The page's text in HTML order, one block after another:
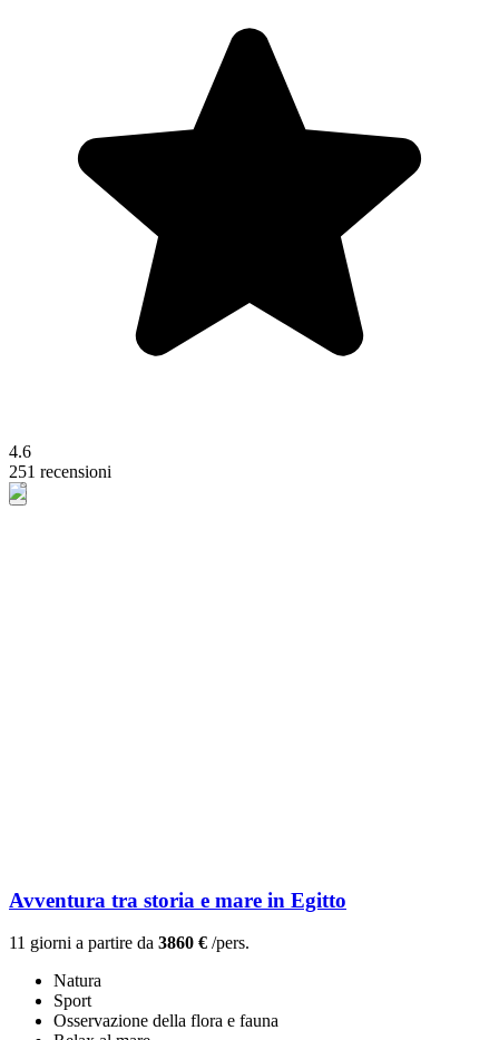
4.6
251 recensioni
Avventura tra storia e mare in Egitto
11 giorni a partire da 3860 € /pers.
Natura
Sport
Osservazione della flora e fauna